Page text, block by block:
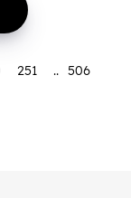
251 .. 506